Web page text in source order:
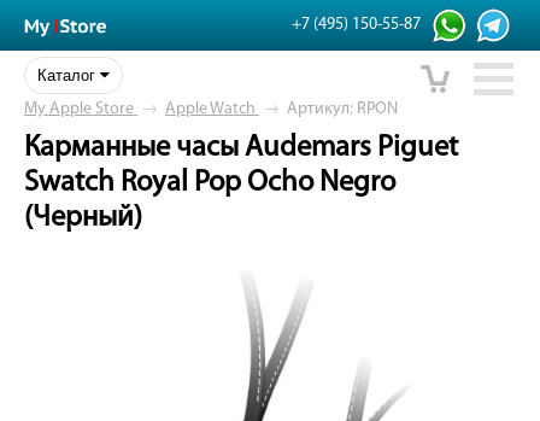
+7 (495) 150-55-87
Каталог
My Apple Store → Apple Watch → Артикул: RPON
Карманные часы Audemars Piguet
Swatch Royal Pop Ocho Negro
(Черный)